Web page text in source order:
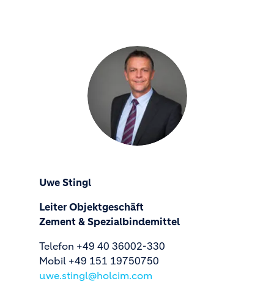
Uwe Stingl
Leiter Objektgeschäft
Zement & Spezialbindemittel
Telefon +49 40 36002-330
Mobil +49 151 19750750
uwe.stingl@holcim.com